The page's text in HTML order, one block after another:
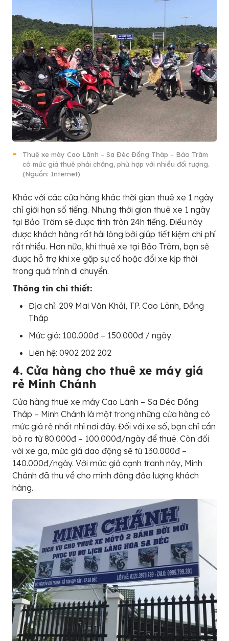
Thuê xe máy Cao Lãnh – Sa Đéc Đồng Tháp – Bảo Trâm
có mức giá thuê phải chăng, phù hợp với nhiều đối tượng.
(Nguồn: Internet)
Khác với các cửa hàng khác thời gian thuê xe 1 ngày
chỉ giới hạn số tiếng. Nhưng thời gian thuê xe 1 ngày
tại Bảo Trâm sẽ được tính tròn 24h tiếng. Điều này
được khách hàng rất hài lòng bởi giúp tiết kiệm chi phí
rất nhiều. Hơn nữa, khi thuê xe tại Bảo Trâm, bạn sẽ
được hỗ trợ khi xe gặp sự cố hoặc đổi xe kịp thời
trong quá trình di chuyển.
Thông tin chi thiết:
Địa chỉ: 209 Mai Văn Khải, TP. Cao Lãnh, Đồng
Tháp
Mức giá: 100.000đ – 150.000đ / ngày
Liên hệ: 0902 202 202
4. Cửa hàng cho thuê xe máy giá
rẻ Minh Chánh
Cửa hàng thuê xe máy Cao Lãnh – Sa Đéc Đồng
Tháp – Minh Chánh là một trong những cửa hàng có
mức giá rẻ nhất nhì nơi đây. Đối với xe số, bạn chỉ cần
bỏ ra từ 80.000đ – 100.000đ/ngày để thuê. Còn đối
với xe ga, mức giá dao động sẽ từ 130.000đ –
140.000đ/ngày. Với mức giá cạnh tranh này, Minh
Chánh đã thu về cho mình đông đảo lượng khách
hàng.